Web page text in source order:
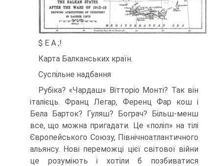
$ Е А ;!
Карта Балканських країн.
Суспільне надбання
Рубіка? «Чардаш» Вітторіо Монті? Так він
італієць. Франц Легар, Ференц Фар кош і
Бела Барток? Гуляш? Бограч? Більш-менш
все, що можна пригадати. Це «поліп» на тілі
Європейського Союзу, Північноатлантичного
альянсу. Нові переможці цієї світової війни
це розуміють і хотіли б позбиватися